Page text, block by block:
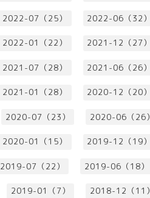
2022-07（25） 2022-06（32）
2022-01（22） 2021-12（27）
2021-07（28） 2021-06（26）
2021-01（28） 2020-12（20）
2020-07（23） 2020-06（26）
2020-01（15） 2019-12（19）
2019-07（22） 2019-06（18）
2019-01（7） 2018-12（11）